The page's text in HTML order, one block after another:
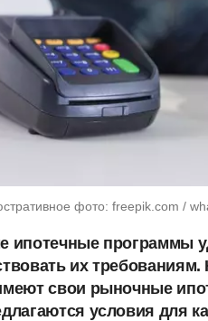
фото: freepik.com /
ипотечные программы
их требованиям.
свои рыночные
условия для